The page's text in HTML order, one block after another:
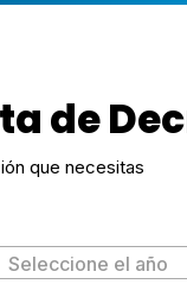
de
que necesitas
Seleccione el año